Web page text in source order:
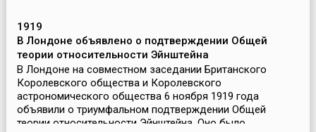
1919
В Лондоне объявлено о подтверждении Общей
теории относительности Эйнштейна
В Лондоне на совместном заседании Британского
Королевского общества и Королевского
астрономического общества 6 ноября 1919 года
объявили о триумфальном подтверждении Общей
теории относительности Эйнштейна. Оно было